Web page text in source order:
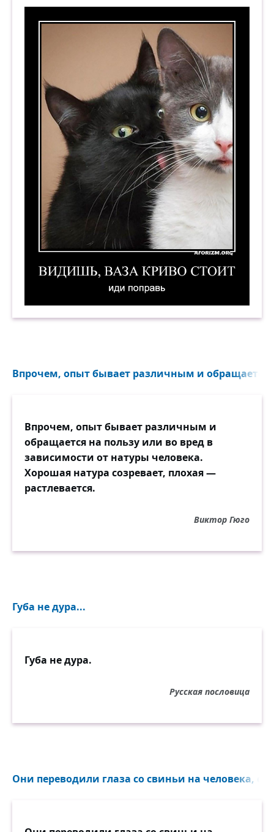
Впрочем, опыт бывает различным и обращается
Впрочем, опыт бывает различным и
обращается на пользу или во вред в
зависимости от натуры человека.
Хорошая натура созревает, плохая —
растлевается.
Виктор Гюго
Губа не дура...
Губа не дура.
Русская пословица
Они переводили глаза со свиньи на человека, с